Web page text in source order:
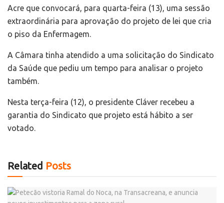
Acre que convocará, para quarta-feira (13), uma sessão
extraordinária para aprovação do projeto de lei que cria
o piso da Enfermagem.
A Câmara tinha atendido a uma solicitação do Sindicato
da Saúde que pediu um tempo para analisar o projeto
também.
Nesta terça-feira (12), o presidente Cláver recebeu a
garantia do Sindicato que projeto está hábito a ser
votado.
Related Posts